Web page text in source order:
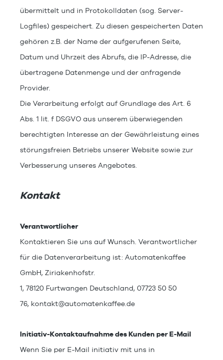
übermittelt und in Protokolldaten (sog. Server-
Logfiles) gespeichert. Zu diesen gespeicherten Daten
gehören z.B. der Name der aufgerufenen Seite,
Datum und Uhrzeit des Abrufs, die IP-Adresse, die
übertragene Datenmenge und der anfragende
Provider.
Die Verarbeitung erfolgt auf Grundlage des Art. 6
Abs. 1 lit. f DSGVO aus unserem überwiegenden
berechtigten Interesse an der Gewährleistung eines
störungsfreien Betriebs unserer Website sowie zur
Verbesserung unseres Angebotes.
Kontakt
Verantwortlicher
Kontaktieren Sie uns auf Wunsch. Verantwortlicher
für die Datenverarbeitung ist: Automatenkaffee
GmbH, Ziriakenhofstr.
1, 78120 Furtwangen Deutschland, 07723 50 50
76, kontakt@automatenkaffee.de
Initiativ-Kontaktaufnahme des Kunden per E-Mail
Wenn Sie per E-Mail initiativ mit uns in